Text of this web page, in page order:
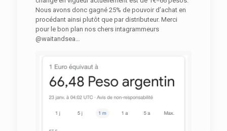
Nous avons donc gagné 25% de pouvoir d’achat en
procédant ainsi plutôt que par distributeur. Merci
pour le bon plan nos chers intagrammeurs
@waitandsea…